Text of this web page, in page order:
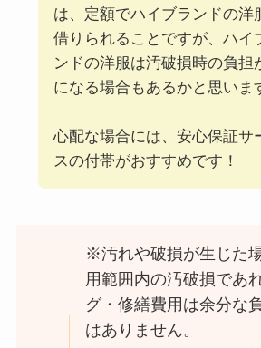
は、定額でハイブランドの洋
借りられることですが、ハイ
ンドの洋服は汚破損時の負担
になる場合もあるかと思いま
心配な場合には、安心保証サ
スの付帯がおすすめです！
※汚れや破損が生じた
用範囲内の汚破損であ
グ・修繕費用は余分な
はありません。